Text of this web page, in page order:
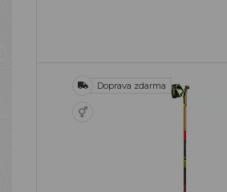
Doprava zdarma